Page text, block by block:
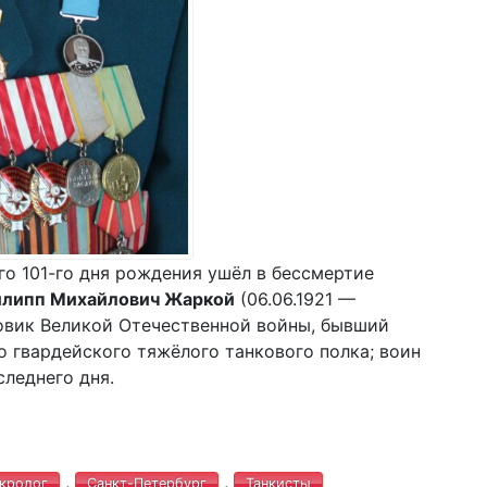
101-го дня рождения ушёл в бессмертие
Михайлович Жаркой (06.06.1921 —
Великой Отечественной войны, бывший
тяжёлого танкового полка; воин
дня.
, Санкт-Петербург , Танкисты